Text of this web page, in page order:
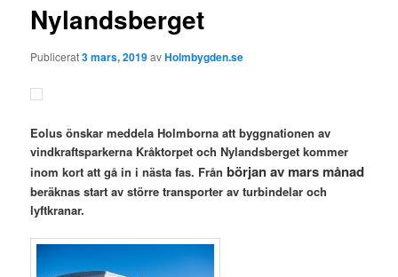
Nylandsberget
Publicerat3 mars, 2019avHolmbygden.se
Eolus önskar meddela Holmborna att byggnationen av
vindkraftsparkerna Kråktorpet och Nylandsberget kommer
inom kort att gå in i nästa fas. Frånbörjan av mars månad
beräknas start av större transporter av turbindelar och
lyftkranar.